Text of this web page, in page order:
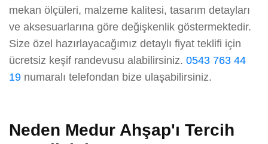
mekan ölçüleri, malzeme kalitesi, tasarım detayları
ve aksesuarlarına göre değişkenlik göstermektedir.
Size özel hazırlayacağımız detaylı fiyat teklifi için
ücretsiz keşif randevusu alabilirsiniz. 0543 763 44
19 numaralı telefondan bize ulaşabilirsiniz.
Neden Medur Ahşap'ı Tercih